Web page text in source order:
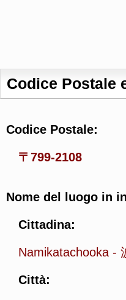
Codice Postale
Codice Postale:
〒799-2108
Nome del luogo in
Cittadina:
Namikatachooka -
Città: